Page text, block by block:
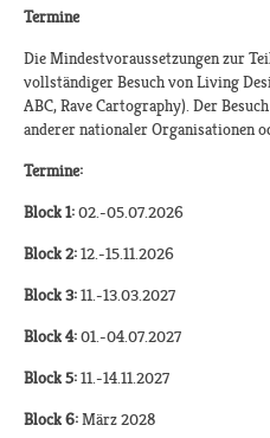
Termine
Die Mindestvoraussetzungen zur
vollständiger Besuch von Living
ABC, Rave Cartography). Der
anderer nationaler Organisationen
Termine:
Block 1:02.-05.07.2026
Block 2:12.-15.11.2026
Block 3:11.-13.03.2027
Block 4:01.-04.07.2027
Block 5:11.-14.11.2027
Block 6:März 2028